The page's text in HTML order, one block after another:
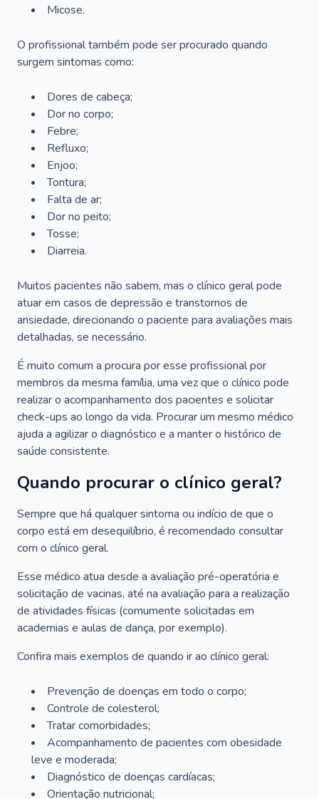
Micose.
O profissional também pode ser procurado quando
surgem sintomas como:
Dores de cabeça;
Dor no corpo;
Febre;
Refluxo;
Enjoo;
Tontura;
Falta de ar;
Dor no peito;
Tosse;
Diarreia.
Muitos pacientes não sabem, mas o clínico geral pode
atuar em casos de depressão e transtornos de
ansiedade, direcionando o paciente para avaliações mais
detalhadas, se necessário.
É muito comum a procura por esse profissional por
membros da mesma família, uma vez que o clínico pode
realizar o acompanhamento dos pacientes e solicitar
check-ups ao longo da vida. Procurar um mesmo médico
ajuda a agilizar o diagnóstico e a manter o histórico de
saúde consistente.
Quando procurar o clínico geral?
Sempre que há qualquer sintoma ou indício de que o
corpo está em desequilíbrio, é recomendado consultar
com o clínico geral.
Esse médico atua desde a avaliação pré-operatória e
solicitação de vacinas, até na avaliação para a realização
de atividades físicas (comumente solicitadas em
academias e aulas de dança, por exemplo).
Confira mais exemplos de quando ir ao clínico geral:
Prevenção de doenças em todo o corpo;
Controle de colesterol;
Tratar comorbidades;
Acompanhamento de pacientes com obesidade
leve e moderada;
Diagnóstico de doenças cardíacas;
Orientação nutricional;